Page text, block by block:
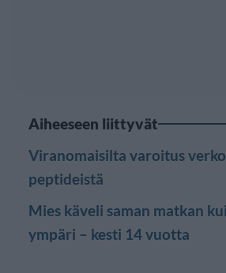
Aiheeseen liittyvät
Viranomaisilta varoitus
peptideistä
Mies käveli saman matkan
ympäri – kesti 14 vuotta